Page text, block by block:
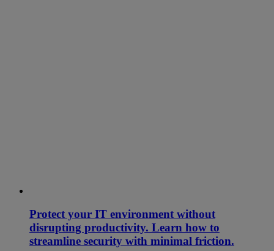
Protect your IT environment without
disrupting productivity. Learn how to
streamline security with minimal friction.